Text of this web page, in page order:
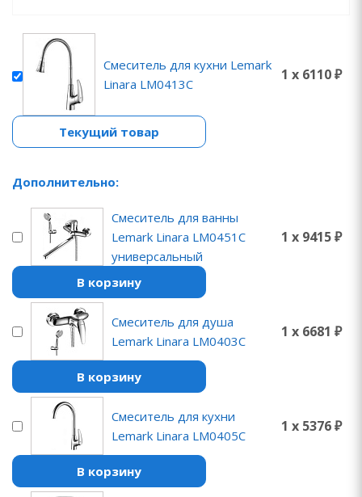
Смеситель для кухни Lemark
Linara LM0413C
1 x 6110 ₽
Текущий товар
Дополнительно:
Смеситель для ванны
Lemark Linara LM0451C
универсальный
1 x 9415 ₽
В корзину
Смеситель для душа
Lemark Linara LM0403C
1 x 6681 ₽
В корзину
Смеситель для кухни
Lemark Linara LM0405C
1 x 5376 ₽
В корзину